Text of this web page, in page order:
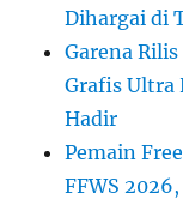
Dihargai di
Garena
Grafis Ultra
Hadir
Pemain
FFWS